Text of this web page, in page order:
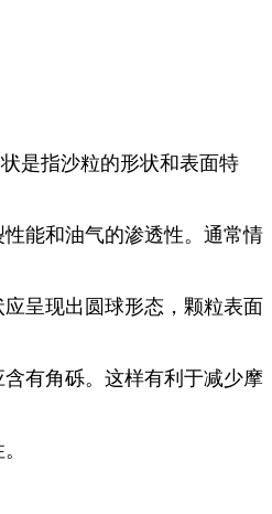
是指沙粒的形状和表面特
能和油气的渗透性。通常情
呈现出圆球形态，颗粒表面
有角砾。这样有利于减少摩